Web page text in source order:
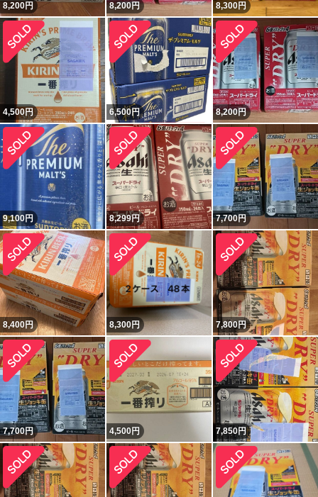
8,200円 8,200円 8,300円
4,500円 6,500円 8,200円
9,100円 8,299円 7,700円
8,400円 8,300円 7,800円
7,700円 4,500円 7,850円